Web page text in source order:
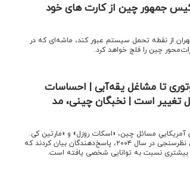
جمهور چین از کارت های خود
از نقطه تحمل سیستم عبور کند، ماشه‌ای که در
چین را فلج خواهد کرد.
تا مشاغل یقه‌آبی | احساسات
تغییر است | نخبگان چینی، مد
۲۰۲۳ که توسط دو محقق آمریکاییِ مسائل چین، «اسکات روزل» و «مارتین کی.
وایت» انجام شد، نشان داد که برای اولین بار از زمان آغاز این نظرسنجی در سال ۲۰۰۴، پاسخ‌دهندگان بیان کردند که
بیشتری نسبت به توانایی شخصی یافته است.